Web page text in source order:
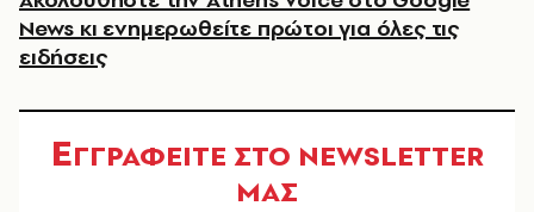
News κι ενημερωθείτε πρώτοι για όλες τις
ειδήσεις
ΕΓΓΡΑΦΕΙΤΕ ΣΤΟ NEWSLETTER
ΜΑΣ